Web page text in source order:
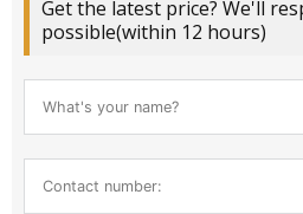
Get the latest price? We'll
possible(within 12 hours)